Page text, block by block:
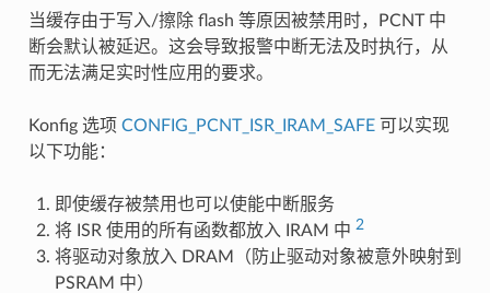
当缓存由于写入/擦除 flash 等原因被禁用时，PCNT 中
断会默认被延迟。这会导致报警中断无法及时执行，从
而无法满足实时性应用的要求。
Konfig 选项 CONFIG_PCNT_ISR_IRAM_SAFE可以实现
以下功能：
即使缓存被禁用也可以使能中断服务
将 ISR 使用的所有函数都放入 IRAM 中 2
将驱动对象放入 DRAM（防止驱动对象被意外映射到
PSRAM 中）